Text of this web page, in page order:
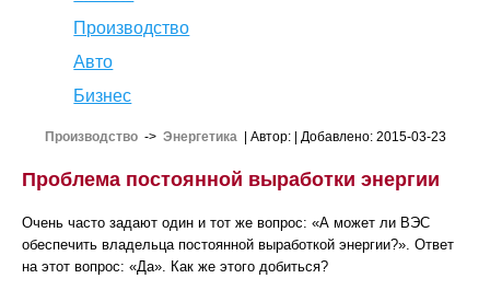
Производство
Авто
Бизнес
Производство-> Энергетика| Автор: | Добавлено: 2015-03-23
Проблема постоянной выработки энергии
Очень часто задают один и тот же вопрос: «А может ли ВЭС
обеспечить владельца постоянной выработкой энергии?». Ответ
на этот вопрос: «Да». Как же этого добиться?